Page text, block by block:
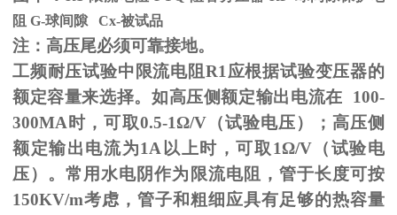
阻 G-球间隙 Cx-被试品
注：高压尾必须可靠接地。
工频耐压试验中限流电阻 R1 应根据试验变压器的
额定容量来选择。如高压侧额定输出电流在 100-
300MA 时，可取0.5-1Ω/V（试验电压）；高压侧
额定输出电流为1A 以上时，可取 1Ω/V（试验电
压）。常用水电阴作为限流电阻，管于长度可按
150KV/m考虑，管子和粗细应具有足够的热容量